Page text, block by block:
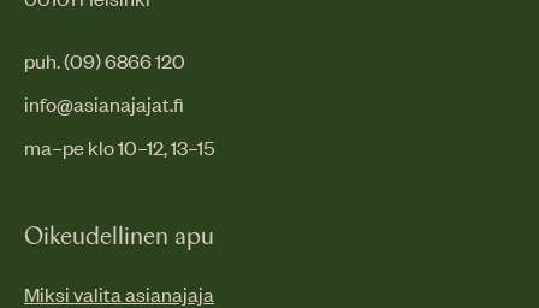
puh. (09) 6866 120
info@asianajajat.fi
ma–pe klo 10–12, 13–15
Oikeudellinen apu
Miksi valita asianajaja